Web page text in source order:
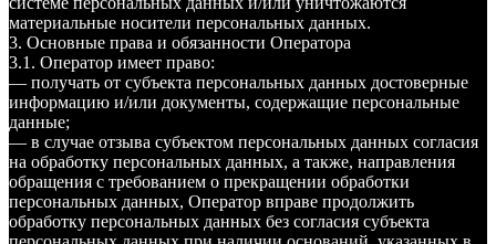
материальные носители персональных данных.
3. Основные права и обязанности Оператора
3.1. Оператор имеет право:
— получать от субъекта персональных данных достоверные
информацию и/или документы, содержащие персональные
данные;
— в случае отзыва субъектом персональных данных согласия
на обработку персональных данных, а также, направления
обращения с требованием о прекращении обработки
персональных данных, Оператор вправе продолжить
обработку персональных данных без согласия субъекта